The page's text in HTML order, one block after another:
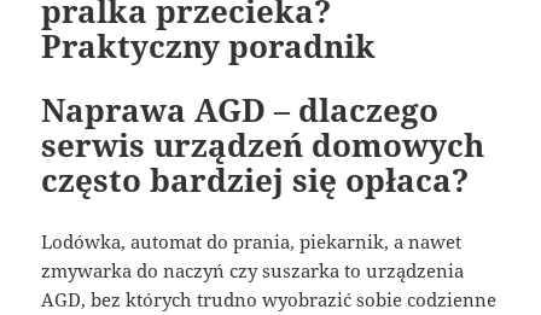
pralka przecieka?
Praktyczny poradnik
Naprawa AGD – dlaczego
serwis urządzeń domowych
często bardziej się opłaca?
Lodówka, automat do prania, piekarnik, a nawet
zmywarka do naczyń czy suszarka to urządzenia
AGD, bez których trudno wyobrazić sobie codzienne